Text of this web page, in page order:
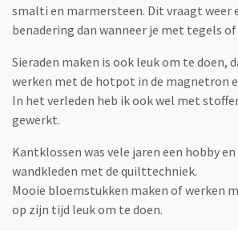
smalti en marmersteen. Dit vraagt weer
benadering dan wanneer je met tegels
Sieraden maken is ook leuk om te doen,
werken met de hotpot in de magnetron
In het verleden heb ik ook wel met
gewerkt.
Kantklossen was vele jaren een hobby
wandkleden met de quilttechniek.
Mooie bloemstukken maken of werken
op zijn tijd leuk om te doen.